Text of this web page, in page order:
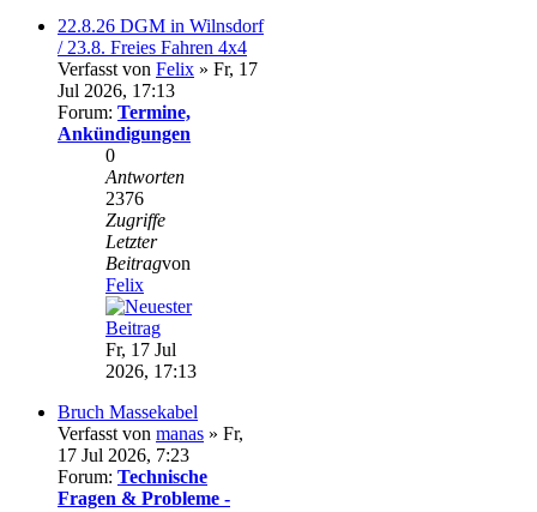
22.8.26 DGM in Wilnsdorf
/ 23.8. Freies Fahren 4x4
Verfasst von Felix » Fr, 17
Jul 2026, 17:13
Forum: Termine,
Ankündigungen
0
Antworten
2376
Zugriffe
Letzter
Beitragvon
Felix
Fr, 17 Jul
2026, 17:13
Bruch Massekabel
Verfasst von manas » Fr,
17 Jul 2026, 7:23
Forum: Technische
Fragen & Probleme -